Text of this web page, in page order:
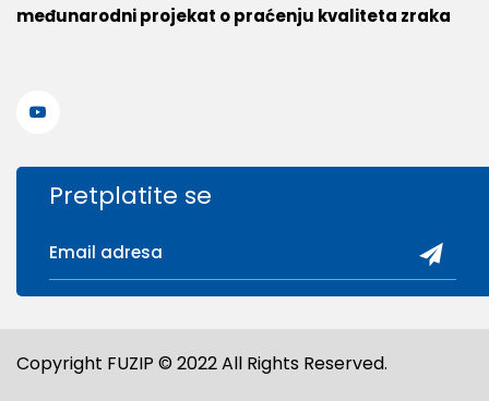
međunarodni projekat o praćenju kvaliteta zraka
Pretplatite se
Copyright FUZIP © 2022 All Rights Reserved.